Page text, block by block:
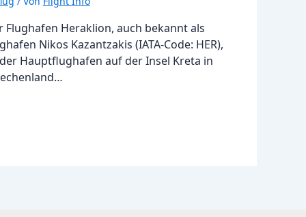
Flughafen Heraklion, auch bekannt als
Nikos Kazantzakis (IATA-Code: HER),
Hauptflughafen auf der Insel Kreta in